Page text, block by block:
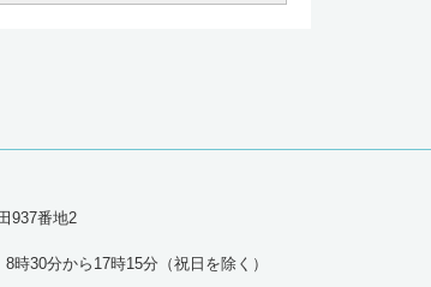
937番地2
30分から17時15分（祝日を除く）